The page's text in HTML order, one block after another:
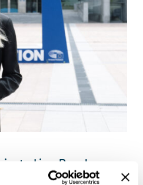
in a Panel
AI & Tech Week